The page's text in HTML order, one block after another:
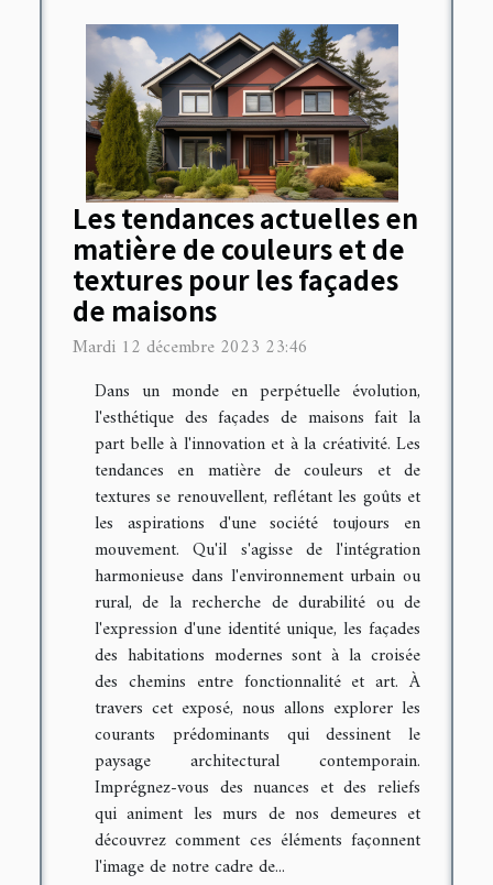
Les tendances actuelles en
matière de couleurs et de
textures pour les façades
de maisons
Mardi 12 décembre 2023 23:46
Dans un monde en perpétuelle évolution,
l'esthétique des façades de maisons fait la
part belle à l'innovation et à la créativité. Les
tendances en matière de couleurs et de
textures se renouvellent, reflétant les goûts et
les aspirations d'une société toujours en
mouvement. Qu'il s'agisse de l'intégration
harmonieuse dans l'environnement urbain ou
rural, de la recherche de durabilité ou de
l'expression d'une identité unique, les façades
des habitations modernes sont à la croisée
des chemins entre fonctionnalité et art. À
travers cet exposé, nous allons explorer les
courants prédominants qui dessinent le
paysage architectural contemporain.
Imprégnez-vous des nuances et des reliefs
qui animent les murs de nos demeures et
découvrez comment ces éléments façonnent
l'image de notre cadre de...